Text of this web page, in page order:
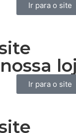
Ir para o site
Ir para o site